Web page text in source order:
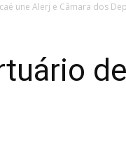
une Alerj e Câmara dos